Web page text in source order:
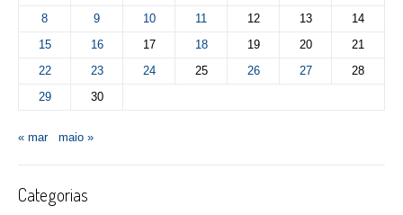
8
9 10 11 12 13
14
15
16 17 18 19 20
21
22
23 24 25 26 27
28
29
30
« mar maio »
Categorias